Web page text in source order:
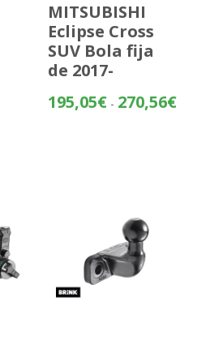
MITSUBISHI
Eclipse Cross
SUV Bola fija
de 2017-
195,05€ - 270,56€Rango